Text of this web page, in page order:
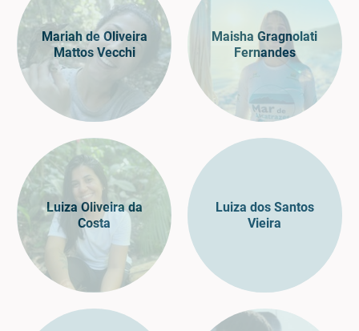
Mariah de Oliveira
Mattos Vecchi
Maisha Gragnolati
Fernandes
Luiza Oliveira da
Costa
Luiza dos Santos
Vieira